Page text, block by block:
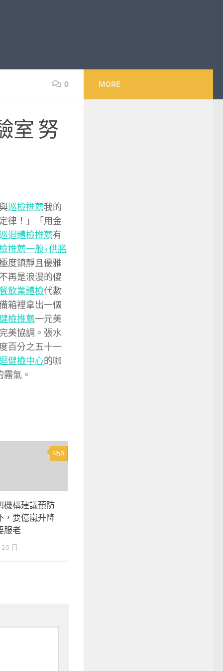
0
室 努
巡檢推薦我的
律！」「用金
迴體檢推薦有
推薦一般+供膳
度鎮靜且優雅
不再是浪漫的傻
餐飲業體檢代數
箱裡拿出一個
檢推薦一元美
美協調。張水
百分之五十一
健檢中心的咖
霧氣。
0
機構建議預防
，要億嵐升降
服老
日
MORE